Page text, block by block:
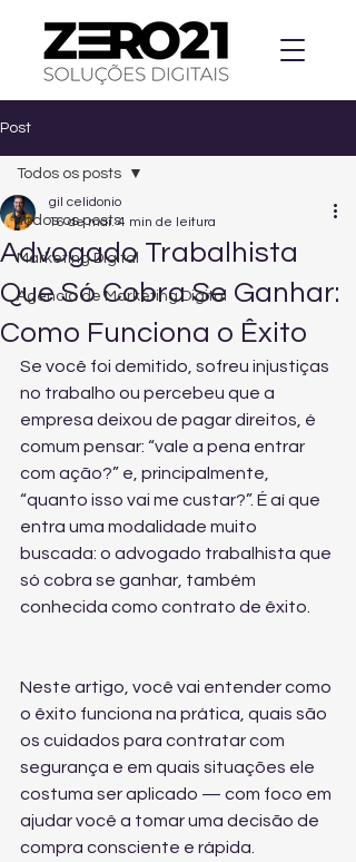
Post
Todos os posts
Marketing Digital
Agencia de Marketing Digital
Todos os posts
Advogado Trabalhista
Que Só Cobra Se Ganhar:
Como Funciona o Êxito
gil celidonio
16 de mai. 4 min de leitura
Se você foi demitido, sofreu injustiças
no trabalho ou percebeu que a
empresa deixou de pagar direitos, é
comum pensar: “vale a pena entrar
com ação?” e, principalmente,
“quanto isso vai me custar?”. É aí que
entra uma modalidade muito
buscada: o advogado trabalhista que
só cobra se ganhar, também
conhecida como contrato de êxito.
Neste artigo, você vai entender como
o êxito funciona na prática, quais são
os cuidados para contratar com
segurança e em quais situações ele
costuma ser aplicado — com foco em
ajudar você a tomar uma decisão de
compra consciente e rápida.